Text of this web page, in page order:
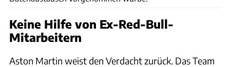
Keine Hilfe von Ex-Red-Bull-
Mitarbeitern
Aston Martin weist den Verdacht zurück. Das Team